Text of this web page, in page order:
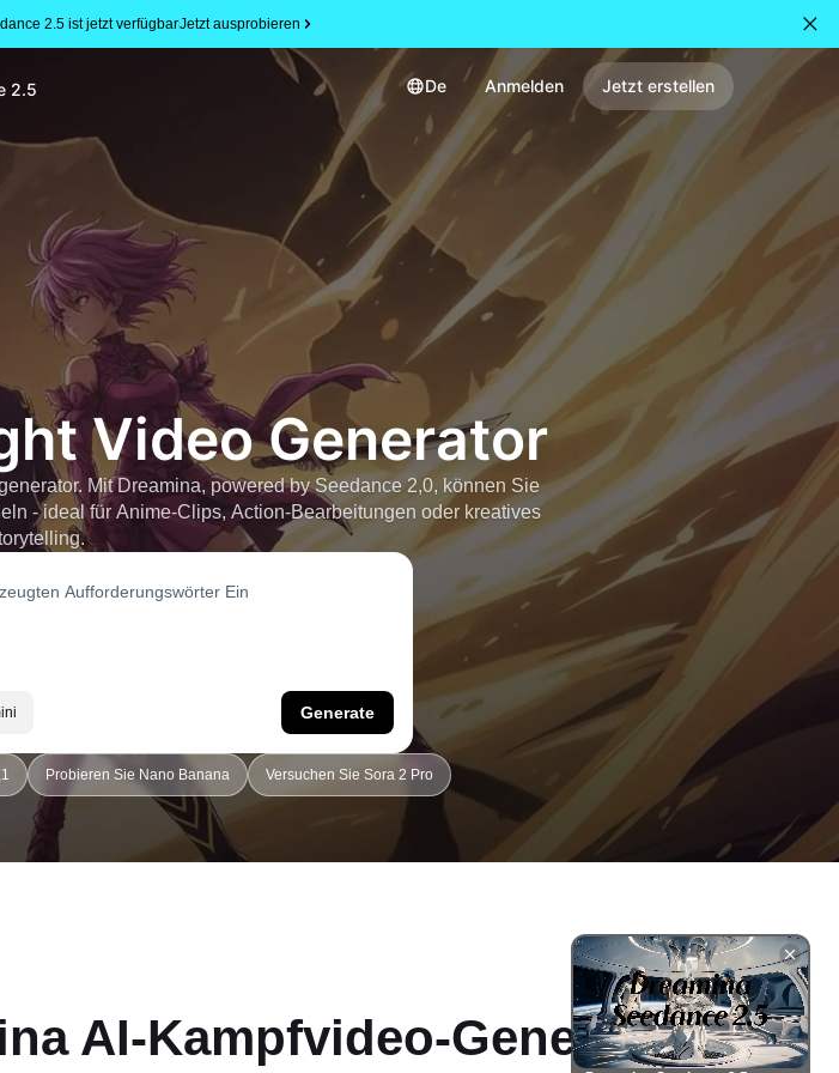
2.5 ist jetzt verfügbarJetzt ausprobieren
2.5 De Anmelden Jetzt erstellen
Video Generator
Mit Dreamina, powered by Seedance 2,0, können Sie
- ideal für Anime-Clips, Action-Bearbeitungen oder kreatives
Generate
Probieren Sie Nano Banana Versuchen Sie Sora 2 Pro
AI-Kampfvideo-Generators